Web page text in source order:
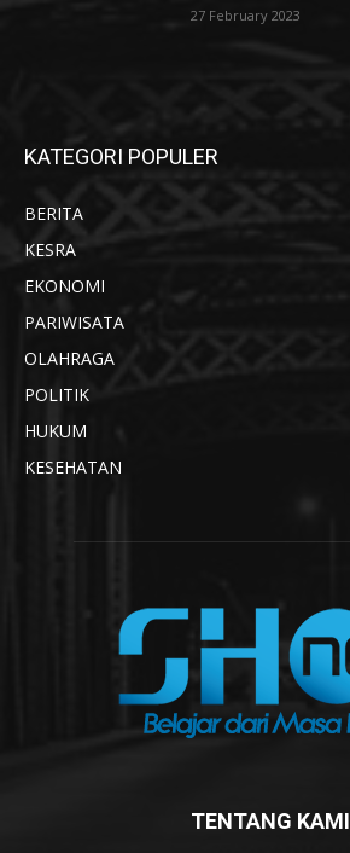
27 February 2023
KATEGORI POPULER
BERITA
KESRA
EKONOMI
PARIWISATA
OLAHRAGA
POLITIK
HUKUM
KESEHATAN
TENTANG KAMI